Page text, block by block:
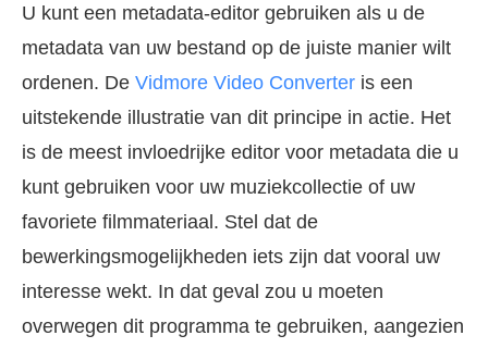
U kunt een metadata-editor gebruiken als u de
metadata van uw bestand op de juiste manier wilt
ordenen. De Vidmore Video Converter is een
uitstekende illustratie van dit principe in actie. Het
is de meest invloedrijke editor voor metadata die u
kunt gebruiken voor uw muziekcollectie of uw
favoriete filmmateriaal. Stel dat de
bewerkingsmogelijkheden iets zijn dat vooral uw
interesse wekt. In dat geval zou u moeten
overwegen dit programma te gebruiken, aangezien